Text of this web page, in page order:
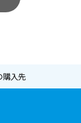
購入先